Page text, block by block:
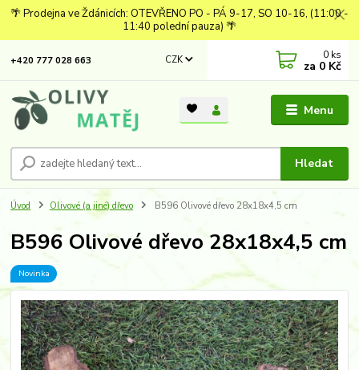
🌴 Prodejna ve Ždánicích: OTEVŘENO PO - PÁ 9-17, SO 10-16, (11:00 -
11:40 polední pauza) 🌴
Menu
CZK
Hledat
+420 777 028 663 0 ks
za 0 Kč
Úvod Olivové (a jiné) dřevo B596 Olivové dřevo 28x18x4,5 cm
B596 Olivové dřevo 28x18x4,5 cm
Novinka